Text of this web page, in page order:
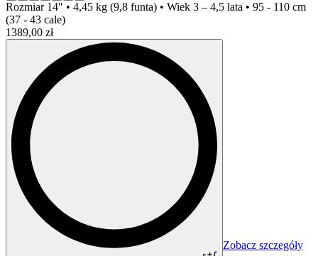
Rozmiar14″ • 4,45 kg (9,8 funta) • Wiek 3 – 4,5 lata • 95 - 110 cm
(37 - 43 cale)
1389,00 zł
Zobacz szczegóły